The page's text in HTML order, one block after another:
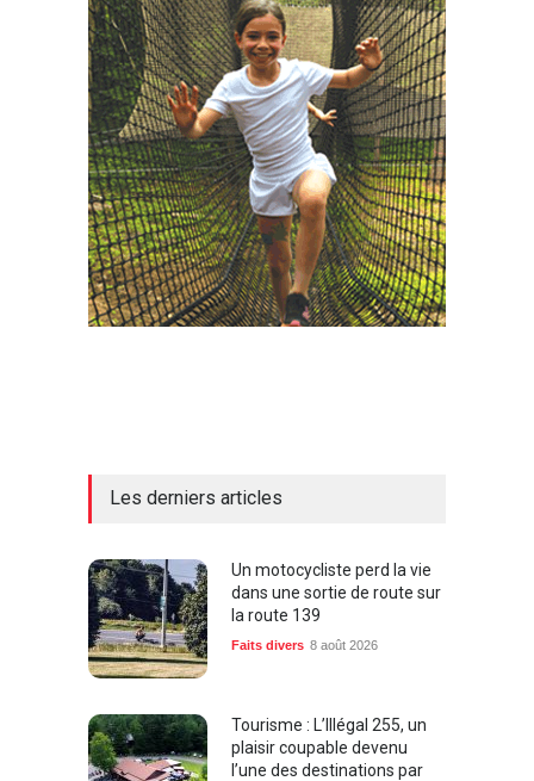
Les derniers articles
Un motocycliste perd la vie
dans une sortie de route sur
la route 139
Faits divers 8 août 2026
Tourisme : L’Illégal 255, un
plaisir coupable devenu
l’une des destinations par